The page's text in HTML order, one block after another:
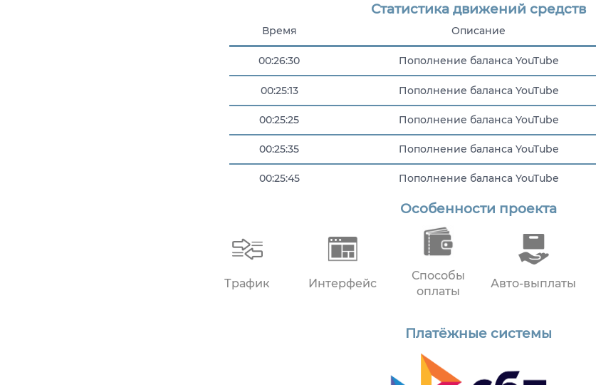
Статистика движений средств
Время Описание
00:26:30 Пополнение баланса YouTube
00:25:13 Пополнение баланса YouTube
00:25:25 Пополнение баланса YouTube
00:25:35 Пополнение баланса YouTube
00:25:45 Пополнение баланса YouTube
Пополнение баланса YouTube
Особенности проекта
Трафик Интерфейс
Способы
оплаты
Авто-выплаты
Платёжные системы